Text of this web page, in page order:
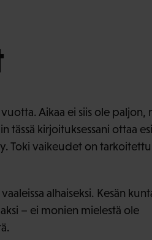
Aikaa ei siis ole paljon,
tässä kirjoituksessani ottaa
Toki vaikeudet on tarkoitettu
alhaiseksi. Kesän
– ei monien mielestä ole